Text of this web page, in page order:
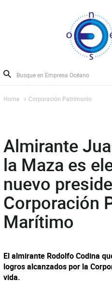
Home Corporación Patrimonio
Almirante
la Maza es
nuevo
Corporación
Marítimo
El almirante Rodolfo Codina
logros alcanzados por la
vida.